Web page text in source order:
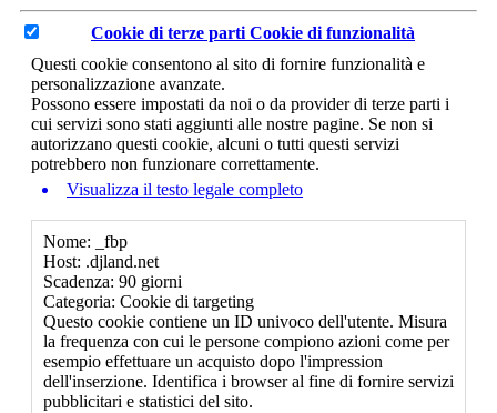
Cookie di terze parti Cookie di funzionalità
Questi cookie consentono al sito di fornire funzionalità e
personalizzazione avanzate.
Possono essere impostati da noi o da provider di terze parti i
cui servizi sono stati aggiunti alle nostre pagine. Se non si
autorizzano questi cookie, alcuni o tutti questi servizi
potrebbero non funzionare correttamente.
Visualizza il testo legale completo
Nome: _fbp
Host: .djland.net
Scadenza: 90 giorni
Categoria: Cookie di targeting
Questo cookie contiene un ID univoco dell'utente. Misura
la frequenza con cui le persone compiono azioni come per
esempio effettuare un acquisto dopo l'impression
dell'inserzione. Identifica i browser al fine di fornire servizi
pubblicitari e statistici del sito.